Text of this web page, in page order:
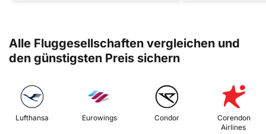
Alle Fluggesellschaften vergleichen und
den günstigsten Preis sichern
Lufthansa Eurowings Condor
Corendon
Airlines